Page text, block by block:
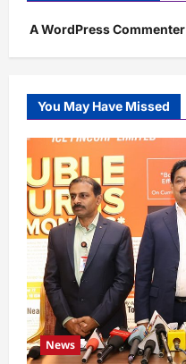
A WordPress Commenter
You May Have Missed
News